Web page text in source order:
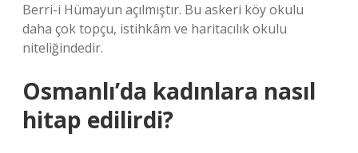
Berri-i Hümayun açılmıştır. Bu askeri köy okulu
daha çok topçu, istihkâm ve haritacılık okulu
niteliğindedir.
Osmanlı’da kadınlara nasıl
hitap edilirdi?